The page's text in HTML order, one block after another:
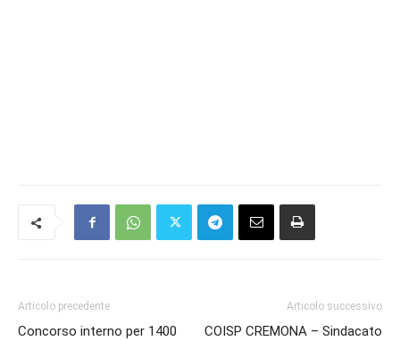
Articolo precedente
Concorso interno per 1400
Articolo successivo
COISP CREMONA – Sindacato